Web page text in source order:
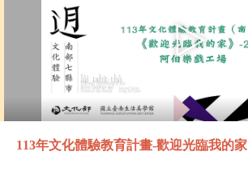
113年文化體驗教育計畫-歡迎光臨我的家